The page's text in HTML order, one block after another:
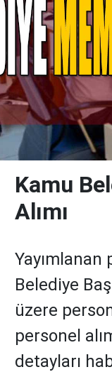
Kamu
Alımı
Yayımlanan
Belediye
üzere
personel
detayları